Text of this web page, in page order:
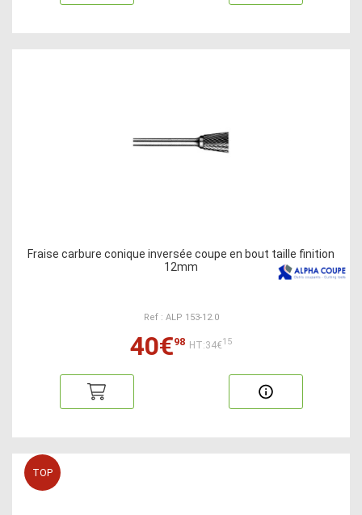
Fraise carbure conique inversée coupe en bout taille finition
12mm
Ref : ALP 153-12.0
40€98 HT:34€15
TOP